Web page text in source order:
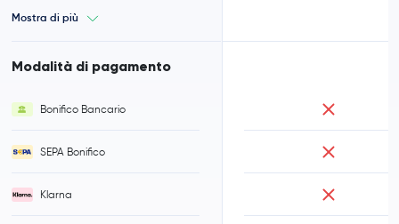
Mostra di più
Modalità di pagamento
Bonifico Bancario
SEPA Bonifico
Klarna